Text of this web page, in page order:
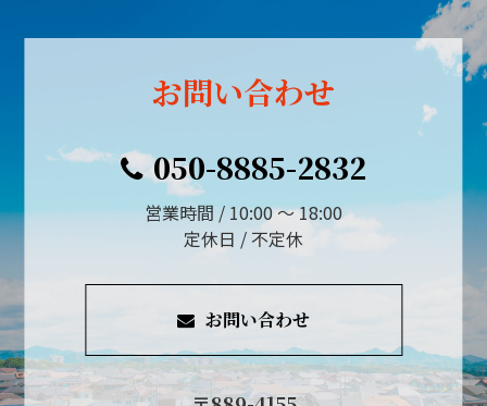
お問い合わせ
050-8885-2832
営業時間 / 10:00 ～ 18:00
定休日 / 不定休
お問い合わせ